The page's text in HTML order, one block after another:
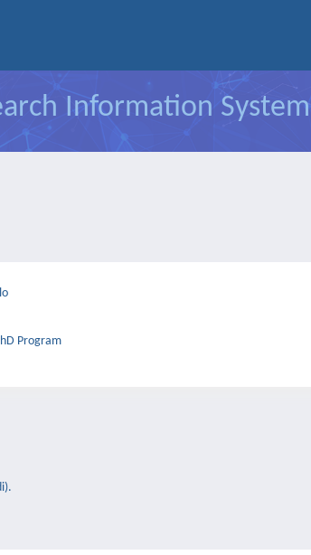
Information System
Program